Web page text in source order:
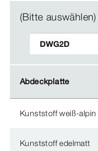
(Bitte auswählen)
Abdeckplatte
Abdeckplatte
Kunststoff weiß-alpin
Kunststoff edelmatt